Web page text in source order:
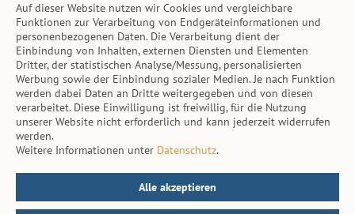
Inhalt
Tierarzt-Suche
Hinweise
AGB
Impressum
Datenschutz
Kontakt
Auf dieser Website nutzen wir Cookies und vergleichbare
Funktionen zur Verarbeitung von Endgeräteinformationen und
personenbezogenen Daten. Die Verarbeitung dient der
Einbindung von Inhalten, externen Diensten und Elementen
Dritter, der statistischen Analyse/Messung, personalisierten
Werbung sowie der Einbindung sozialer Medien. Je nach Funktion
werden dabei Daten an Dritte weitergegeben und von diesen
verarbeitet. Diese Einwilligung ist freiwillig, für die Nutzung
unserer Website nicht erforderlich und kann jederzeit widerrufen
werden.
Weitere Informationen unter Datenschutz.
Alle akzeptieren